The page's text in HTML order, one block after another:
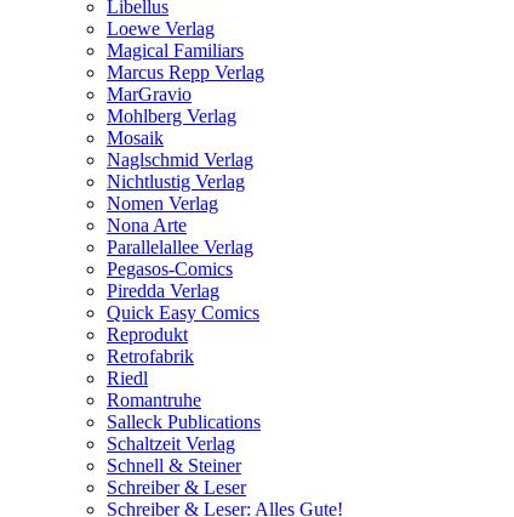
Libellus
Loewe Verlag
Magical Familiars
Marcus Repp Verlag
MarGravio
Mohlberg Verlag
Mosaik
Naglschmid Verlag
Nichtlustig Verlag
Nomen Verlag
Nona Arte
Parallelallee Verlag
Pegasos-Comics
Piredda Verlag
Quick Easy Comics
Reprodukt
Retrofabrik
Riedl
Romantruhe
Salleck Publications
Schaltzeit Verlag
Schnell & Steiner
Schreiber & Leser
Schreiber & Leser: Alles Gute!